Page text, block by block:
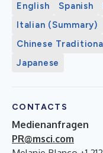
English Spanish
Italian (Summary)
Chinese
Japanese
CONTACTS
Medienanfragen
PR@msci.com